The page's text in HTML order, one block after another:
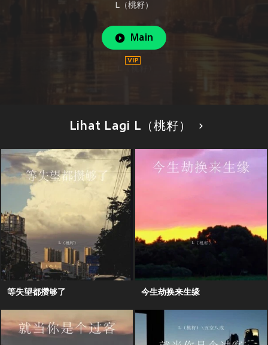
L（桃籽）
Main
Lihat Lagi L（桃籽）
等失望都攒够了 今生劫换来生缘